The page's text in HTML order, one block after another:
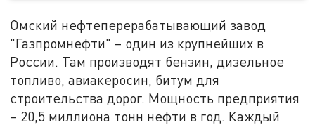
Омский нефтеперерабатывающий завод
"Газпромнефти" – один из крупнейших в
России. Там производят бензин, дизельное
топливо, авиакеросин, битум для
строительства дорог. Мощность предприятия
– 20,5 миллиона тонн нефти в год. Каждый